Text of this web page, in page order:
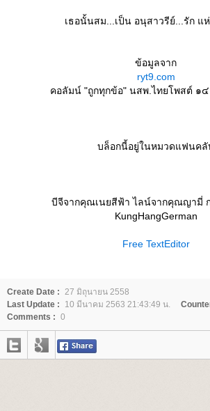
เธอนั้นสม...เป็น อนุสาวรีย์...รัก แห่
ข้อมูลจาก
ryt9.com
คอลัมน์ "ถูกทุกข้อ" นสพ.ไทยโพสต์ ๑
บล็อกนี้อยู่ในหมวดแฟนคลั
บีจีจากคุณเนยสีฟ้า ไลน์จากคุณญามี่
KungHangGerman
Free TextEditor
Create Date : 27 มิถุนายน 2558
Last Update :
10 มีนาคม 2563 21:43:49 น.
Comments : 0